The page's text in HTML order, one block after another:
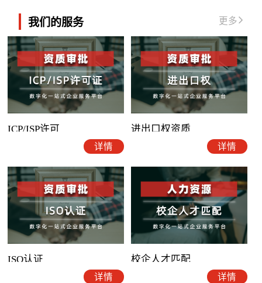
我们的服务 更多
ICP/ISP许可
详情
进出口权资质
详情
ISO认证
详情
校企人才匹配
详情